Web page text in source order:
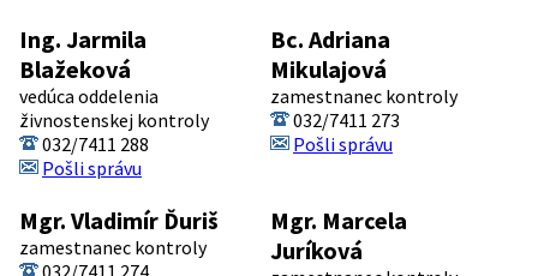
Ing. Jarmila
Blažeková
vedúca oddelenia
živnostenskej kontroly
032/7411 288
Pošli správu
Bc. Adriana
Mikulajová
zamestnanec kontroly
032/7411 273
Pošli správu
Mgr. Vladimír Ďuriš
zamestnanec kontroly
032/7411 274
Mgr. Marcela
Juríková